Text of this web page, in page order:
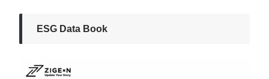
ESG Data Book